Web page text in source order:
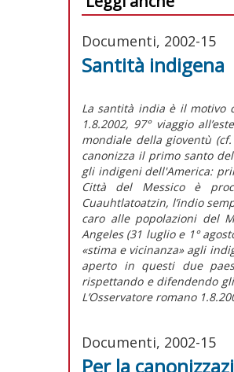
Documenti, 2002-15
Santità indigena
La santità india è il motivo
1.8.2002, 97° viaggio
mondiale della gioventù
canonizza il primo santo
gli indigeni dell'America:
Città del Messico è
Cuauhtlatoatzin, l’indio
caro alle popolazioni del
Angeles (31 luglio e 1°
«stima e vicinanza» agli
aperto in questi due
rispettando e difendendo
L’Osservatore romano
Documenti, 2002-15
Per la